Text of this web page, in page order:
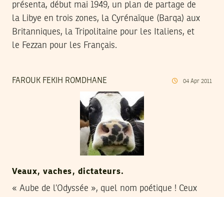
présenta, début mai 1949, un plan de partage de
la Libye en trois zones, la Cyrénaïque (Barqa) aux
Britanniques, la Tripolitaine pour les Italiens, et
le Fezzan pour les Français.
FAROUK FEKIH ROMDHANE 04 Apr 2011
Veaux, vaches, dictateurs.
« Aube de l’Odyssée », quel nom poétique ! Ceux